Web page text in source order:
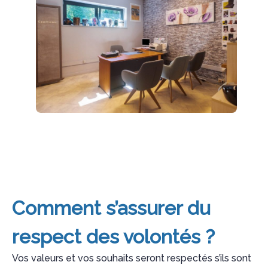
Comment s’assurer du
respect des volontés ?
Vos valeurs et vos souhaits seront respectés s’ils sont